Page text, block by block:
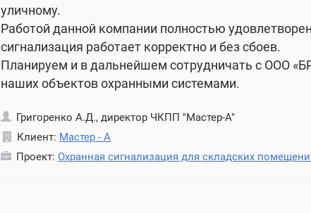
ь
1
8
а
уличному.
Работой данной компании полностью
сигнализация работает корректно и без сбоев.
Планируем и в дальнейшем сотрудничать с
наших объектов охранными системами.
о
б
н
Григоренко А.Д., директор ЧКПП "Мастер-А"
Клиент: Мастер - А
Проект: Охранная сигнализация для складских